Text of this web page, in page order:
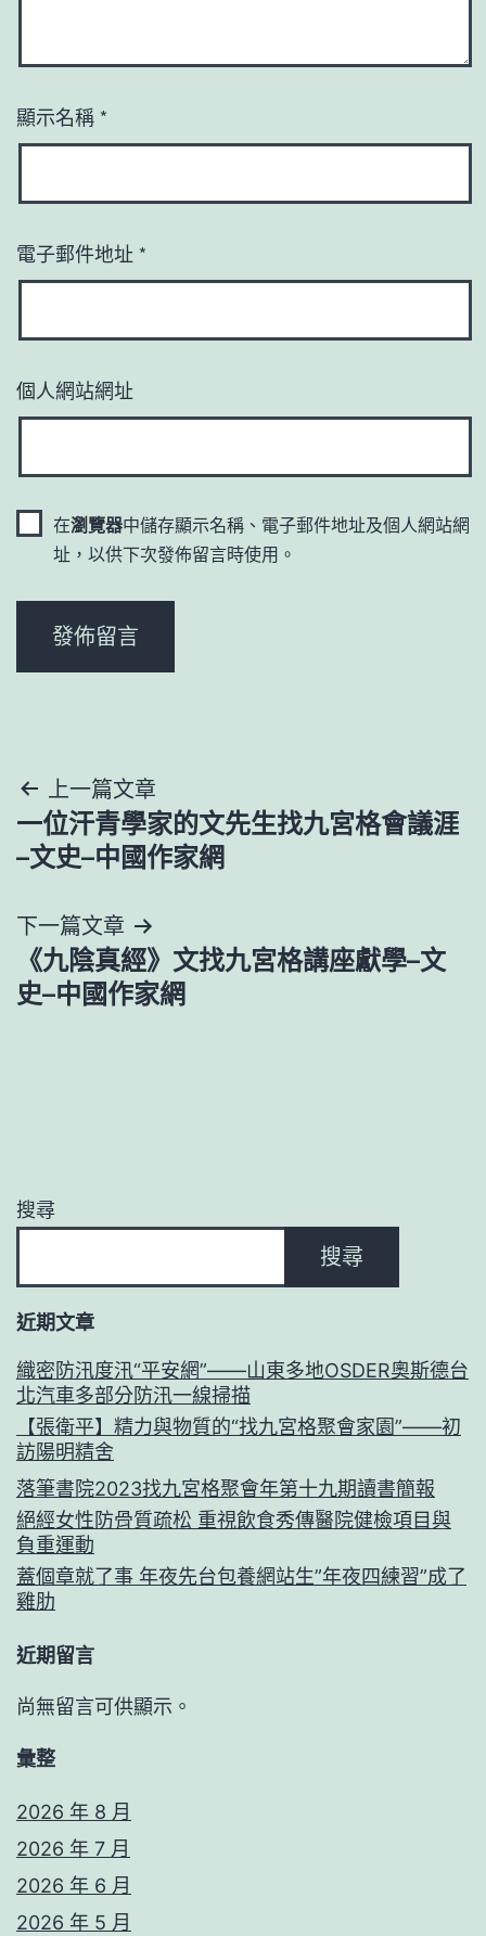
顯示名稱 *
電子郵件地址 *
個人網站網址
在瀏覽器中儲存顯示名稱、電子郵件地址及個人網站網
址，以供下次發佈留言時使用。
文
章
覽
上一篇文章
一位汗青學家的文先生找九宮格會議涯
–文史–中國作家網
下一篇文章
《九陰真經》文找九宮格講座獻學–文
史–中國作家網
搜尋
搜尋
近期文章
織密防汛度汛“平安網”——山東多地OSDER奧斯德台
北汽車多部分防汛一線掃描
【張衛平】精力與物質的“找九宮格聚會家園”——初
訪陽明精舍
落筆書院2023找九宮格聚會年第十九期讀書簡報
絕經女性防骨質疏松 重視飲食秀傳醫院健檢項目與
負重運動
蓋個章就了事 年夜先台包養網站生”年夜四練習”成了
雞肋
近期留言
尚無留言可供顯示。
彙整
2026 年 8 月
2026 年 7 月
2026 年 6 月
2026 年 5 月